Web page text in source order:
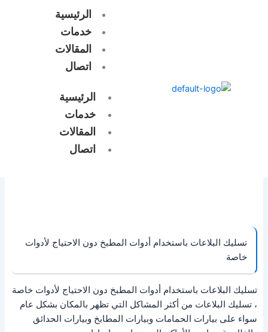
الرئيسية
خدمات
المقالات
اتصال
الرئيسية
خدمات
المقالات
اتصال
تسليك البلاعات باستخدام أدوات المطبخ دون الاحتياج لأدوات
خاصة
تسليك البلاعات باستخدام أدوات المطبخ دون الاحتياج لأدوات خاصة
، تسليك البلاعات من أكثر المشاكل التي تظهر بالمكان بشكل عام
سواء على بيارات الحمامات وبيارات المطابخ وبيارات الحدائق